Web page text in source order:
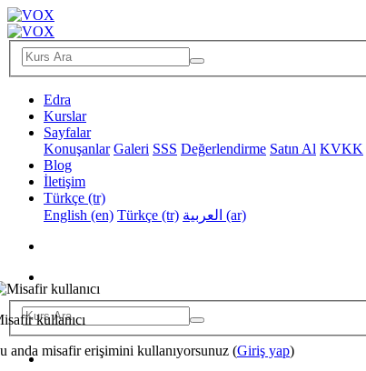
Edra
Kurslar
Sayfalar
Konuşanlar Galeri SSS Değerlendirme Satın Al KVKK
Blog
İletişim
Türkçe ‎(tr)‎
English ‎(en)‎ Türkçe ‎(tr)‎ العربية ‎(ar)‎
kullanıcı
anda misafir erişimini kullanıyorsunuz (Giriş yap)